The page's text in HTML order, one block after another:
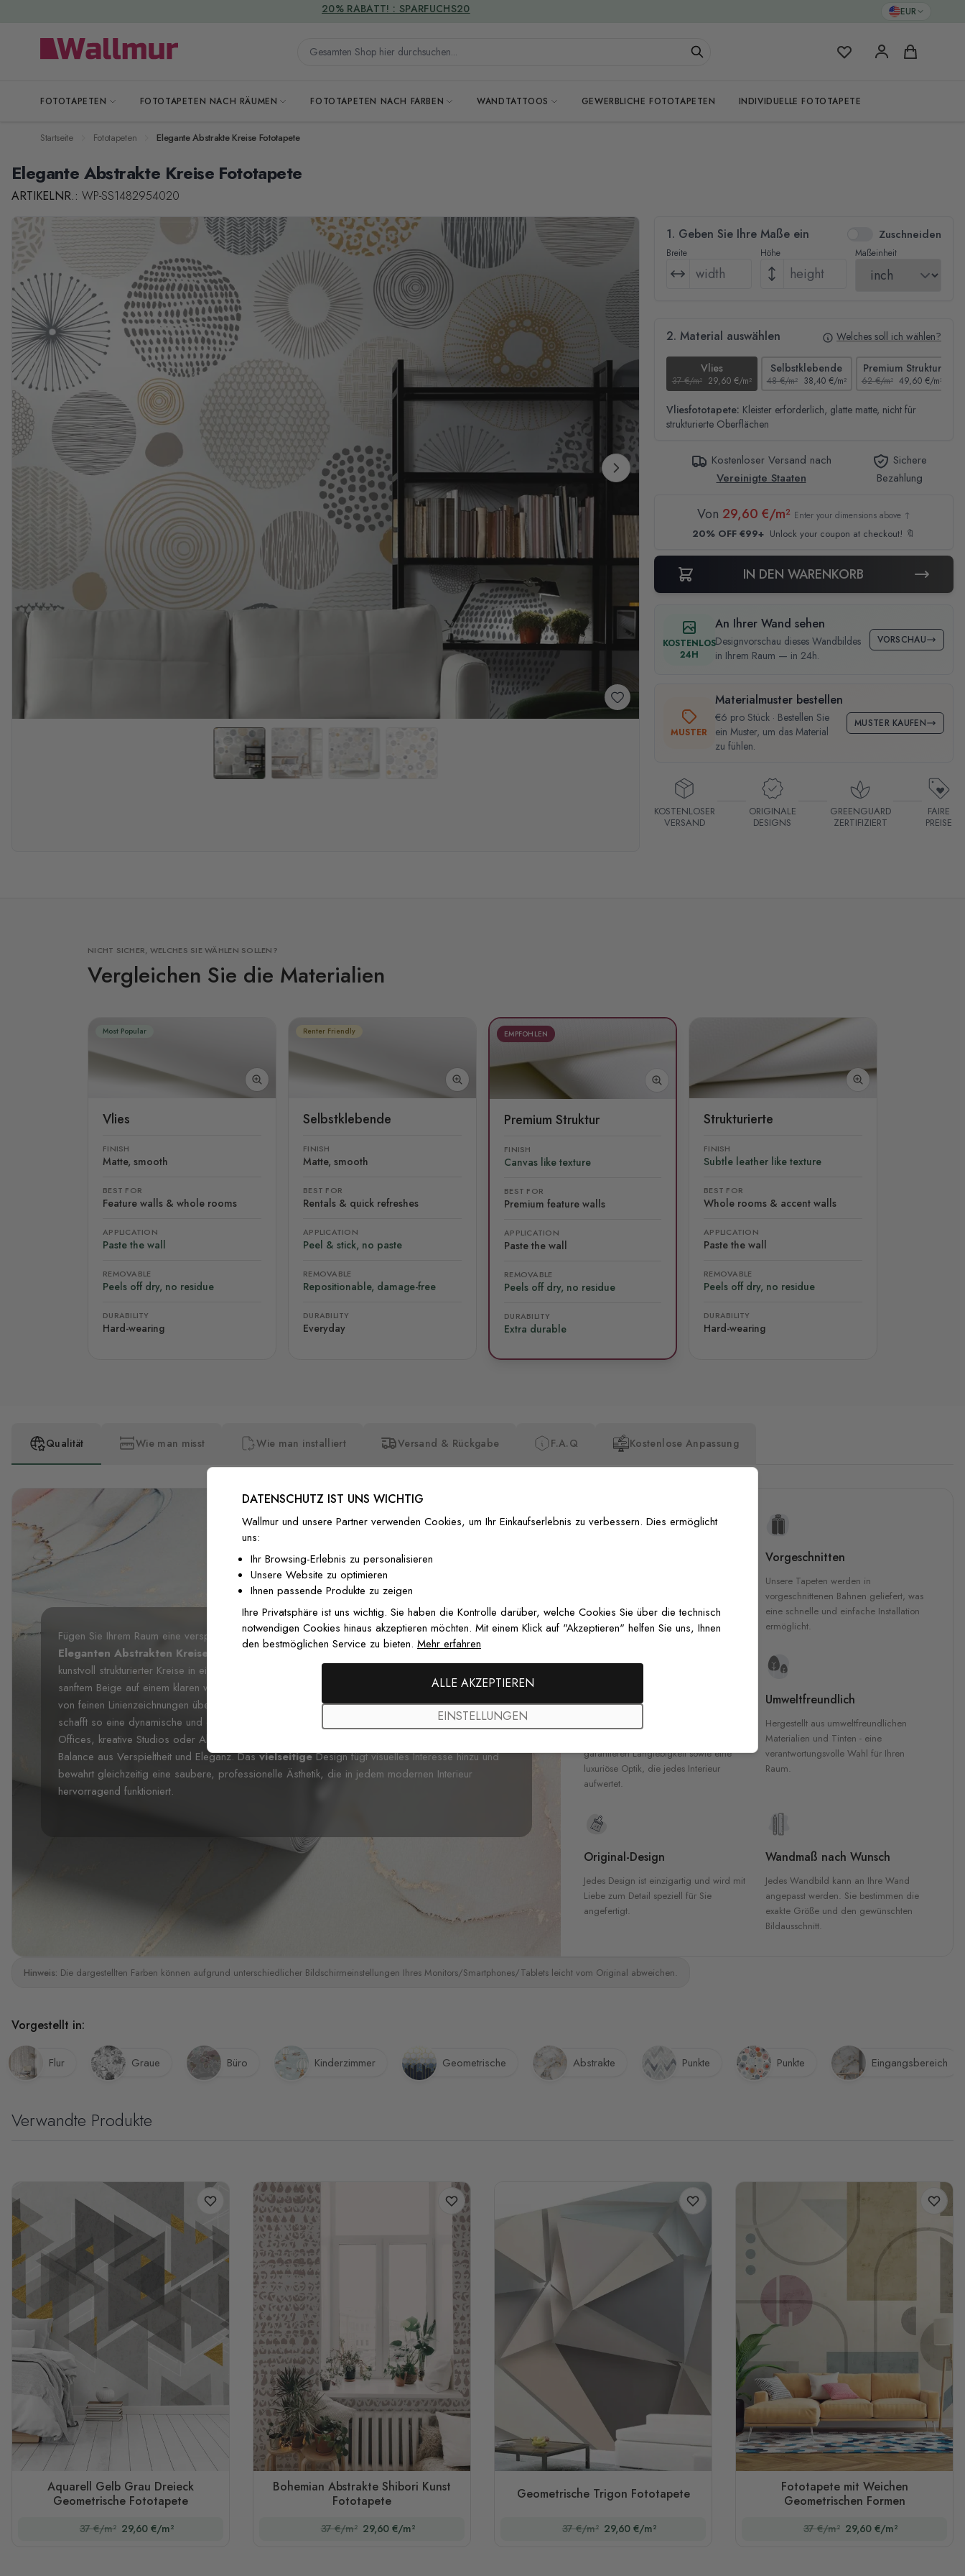
EUR
Gesamten Shop hier durchsuchen... Meine FavoritenWarenkorb
FOTOTAPETEN FOTOTAPETEN NACH RÄUMEN FOTOTAPETEN NACH FARBEN WANDTATTOOS GEWERBLICHE FOTOTAPETEN INDIVIDUELLE FOTOTAPETE
VERSANDKOSTENFREI
Startseite Fototapeten Elegante Abstrakte Kreise Fototapete
Elegante Abstrakte Kreise Fototapete
ARTIKELNR.: WP-SS1482954020
1. Geben Sie Ihre Maße ein Zuschneiden
Breite Höhe Maßeinheit
2. Material auswählen Welches soll ich wählen?
Vlies
37 €/m² 29,60 €/m²
Selbstklebende
48 €/m² 38,40 €/m²
Premium Struktur
62 €/m² 49,60 €/m²
Vliesfototapete: Kleister erforderlich, glatte matte, nicht für
strukturierte Oberflächen
Kostenloser Versand nach
Vereinigte Staaten
Sichere
Bezahlung
Von 29,60 €/m² Enter your dimensions above ↑
20% OFF €99+ Unlock your coupon at checkout! 🔖
IN DEN WARENKORB
KOSTENLOS
24H
An Ihrer Wand sehen
Designvorschau dieses Wandbildes
in Ihrem Raum — in 24h.
VORSCHAU
MUSTER
Materialmuster bestellen
€6 pro Stück · Bestellen Sie
ein Muster, um das Material
zu fühlen.
MUSTER KAUFEN
KOSTENLOSER
VERSAND
ORIGINALE
DESIGNS
GREENGUARD
ZERTIFIZIERT
FAIRE
PREISE
NICHT SICHER, WELCHES SIE WÄHLEN SOLLEN?
Vergleichen Sie die Materialien
Most Popular
Vlies
FINISH
Matte, smooth
BEST FOR
Feature walls & whole rooms
APPLICATION
Paste the wall
REMOVABLE
Peels off dry, no residue
DURABILITY
Hard-wearing
Renter Friendly
Selbstklebende
FINISH
Matte, smooth
BEST FOR
Rentals & quick refreshes
APPLICATION
Peel & stick, no paste
REMOVABLE
Repositionable, damage-free
DURABILITY
Everyday
EMPFOHLEN
Premium Struktur
FINISH
Canvas like texture
BEST FOR
Premium feature walls
APPLICATION
Paste the wall
REMOVABLE
Peels off dry, no residue
DURABILITY
Extra durable
Strukturierte
FINISH
Subtle leather like texture
BEST FOR
Whole rooms & accent walls
APPLICATION
Paste the wall
REMOVABLE
Peels off dry, no residue
DURABILITY
Hard-wearing
Qualität Wie man misst Wie man installiert Versand & Rückgabe F.A.Q Kostenlose Anpassung
Fügen Sie Ihrem Raum eine verspielte und dennoch anspruchsvolle Note hinzu mit unserer
Eleganten Abstrakten Kreise Fototapete
. Dieses zeitgenössische Design zeigt eine Vielzahl
kunstvoll strukturierter Kreise in einer beruhigenden Palette aus Anthrazitgrau, warmem Gold und
sanftem Beige auf einem klaren weißen Hintergrund. Jeder Kreis präsentiert einzigartige Muster -
von feinen Linienzeichnungen über Leopardenmuster bis hin zu strahlenden Sonnenstrahlen - und
schafft so eine dynamische und dennoch harmonische Komposition. Perfekt für moderne Home-
Offices, kreative Studios oder Akzentwände in Wohnräumen, bringt diese Fototapete die perfekte
Balance aus Verspieltheit und Eleganz. DasvielseitigeDesign fügt visuelles Interesse hinzu und
bewahrt gleichzeitig eine saubere, professionelle Ästhetik, die in jedem modernen Interieur
hervorragend funktioniert.
zertifizierten Tinten für garantierte
Sicherheit in Innenräumen.
Vorgeschnitten
Unsere Tapeten werden in
vorgeschnittenen Bahnen geliefert, was
eine schnelle und einfache Installation
ermöglicht.
Hochwertige Materialien
garantieren Langlebigkeit sowie eine
luxuriöse Optik, die jedes Interieur
aufwertet.
Umweltfreundlich
Hergestellt aus umweltfreundlichen
Materialien und Tinten - eine
verantwortungsvolle Wahl für Ihren
Raum.
Original-Design
Jedes Design ist einzigartig und wird mit
Liebe zum Detail speziell für Sie
angefertigt.
Wandmaß nach Wunsch
Jedes Wandbild kann an Ihre Wand
angepasst werden. Sie bestimmen die
exakte Größe und den gewünschten
Bildausschnitt.
Hinweis: Die dargestellten Farben können aufgrund unterschiedlicher Bildschirmeinstellungen Ihres Monitors/Smartphones/Tablets leicht vom Original abweichen.
Vorgestellt in:
Flur Graue Büro Kinderzimmer Geometrische Abstrakte Punkte Punkte Eingangsbereich
Verwandte Produkte
Aquarell Gelb Grau Dreieck
Geometrische Fototapete
37 €/m² 29,60 €/m²
Bohemian Abstrakte Shibori Kunst
Fototapete
37 €/m² 29,60 €/m²
Geometrische Trigon Fototapete
37 €/m² 29,60 €/m²
Fototapete mit Weichen
Geometrischen Formen
37 €/m² 29,60 €/m²
DATENSCHUTZ IST UNS WICHTIG
Wallmur und unsere Partner verwenden Cookies, um Ihr Einkaufserlebnis zu verbessern. Dies ermöglicht
uns:
Ihr Browsing-Erlebnis zu personalisieren
Unsere Website zu optimieren
Ihnen passende Produkte zu zeigen
Ihre Privatsphäre ist uns wichtig. Sie haben die Kontrolle darüber, welche Cookies Sie über die technisch
notwendigen Cookies hinaus akzeptieren möchten. Mit einem Klick auf "Akzeptieren" helfen Sie uns, Ihnen
den bestmöglichen Service zu bieten. Mehr erfahren
ALLE AKZEPTIEREN
EINSTELLUNGEN